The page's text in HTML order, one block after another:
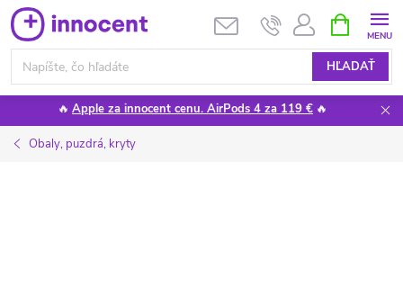
Prejsť
na
obsah
HĽADAŤ
KOŠÍK
🔥 Apple za innocent cenu. AirPods 4 za 119 € 🔥
Obaly, puzdrá, kryty